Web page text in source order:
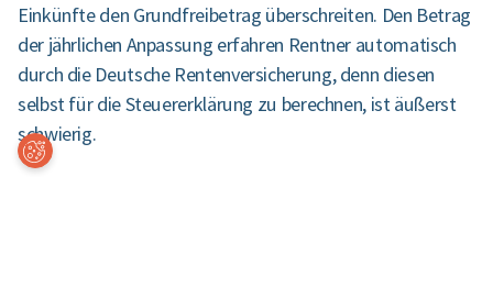
Einkünfte den Grundfreibetrag überschreiten. Den Betrag
der jährlichen Anpassung erfahren Rentner automatisch
durch die Deutsche Rentenversicherung, denn diesen
selbst für die Steuererklärung zu berechnen, ist äußerst
schwierig.
Coo
kie-
Ein